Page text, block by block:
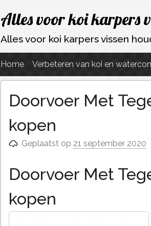
Ga
naar
de
Alles voor koi karpers
Alles voor koi karpers vissen
Home Verbeteren van koi en
Doorvoer Met
kopen
Geplaatst op 21 september 2020
Doorvoer Met
kopen